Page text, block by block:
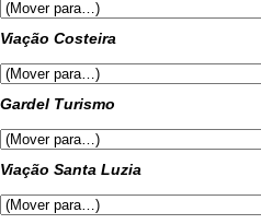
Viação Costeira
Gardel Turismo
Viação Santa Luzia